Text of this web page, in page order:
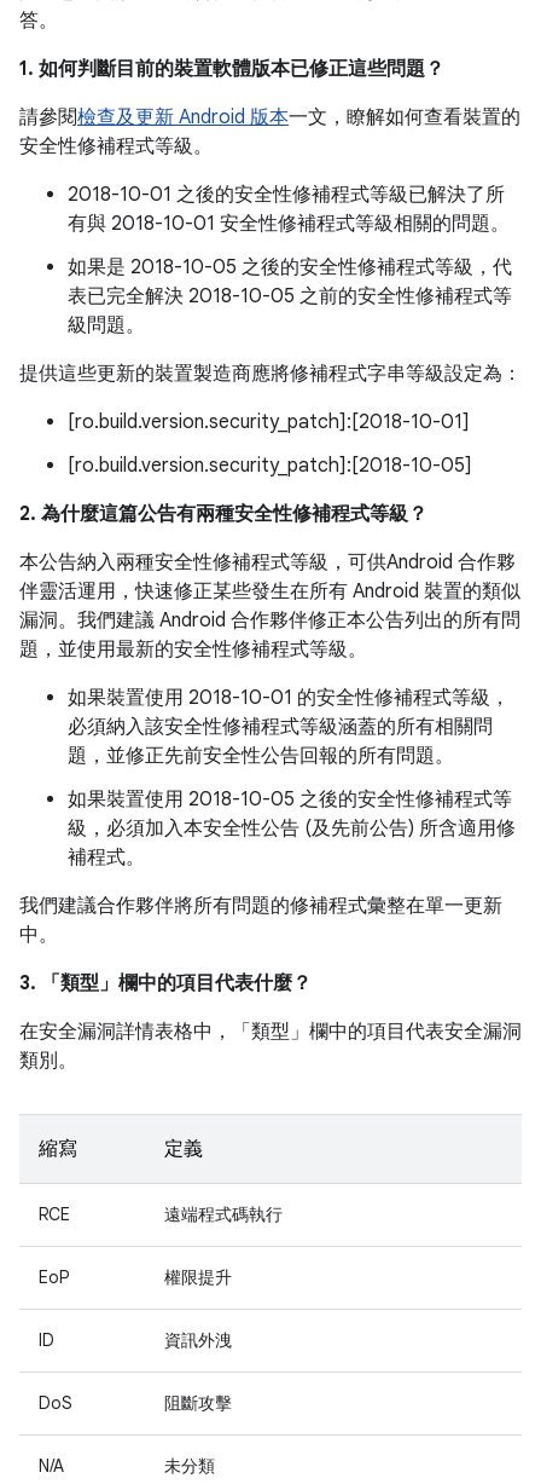
答。
1. 如何判斷目前的裝置軟體版本已修正這些問題？
請參閱檢查及更新 Android 版本一文，瞭解如何查看裝置的
安全性修補程式等級。
2018-10-01 之後的安全性修補程式等級已解決了所
有與 2018-10-01 安全性修補程式等級相關的問題。
如果是 2018-10-05 之後的安全性修補程式等級，代
表已完全解決 2018-10-05 之前的安全性修補程式等
級問題。
提供這些更新的裝置製造商應將修補程式字串等級設定為：
[ro.build.version.security_patch]:[2018-10-01]
[ro.build.version.security_patch]:[2018-10-05]
2. 為什麼這篇公告有兩種安全性修補程式等級？
本公告納入兩種安全性修補程式等級，可供Android 合作夥
伴靈活運用，快速修正某些發生在所有 Android 裝置的類似
漏洞。我們建議 Android 合作夥伴修正本公告列出的所有問
題，並使用最新的安全性修補程式等級。
如果裝置使用 2018-10-01 的安全性修補程式等級，
必須納入該安全性修補程式等級涵蓋的所有相關問
題，並修正先前安全性公告回報的所有問題。
如果裝置使用 2018-10-05 之後的安全性修補程式等
級，必須加入本安全性公告 (及先前公告) 所含適用修
補程式。
我們建議合作夥伴將所有問題的修補程式彙整在單一更新
中。
3. 「類型」 欄中的項目代表什麼？
在安全漏洞詳情表格中，「類型」 欄中的項目代表安全漏洞
類別。
縮寫 定義
RCE 遠端程式碼執行
EoP 權限提升
ID 資訊外洩
DoS 阻斷攻擊
N/A 未分類